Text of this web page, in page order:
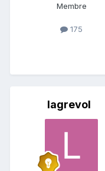
Membre
175
lagrevol